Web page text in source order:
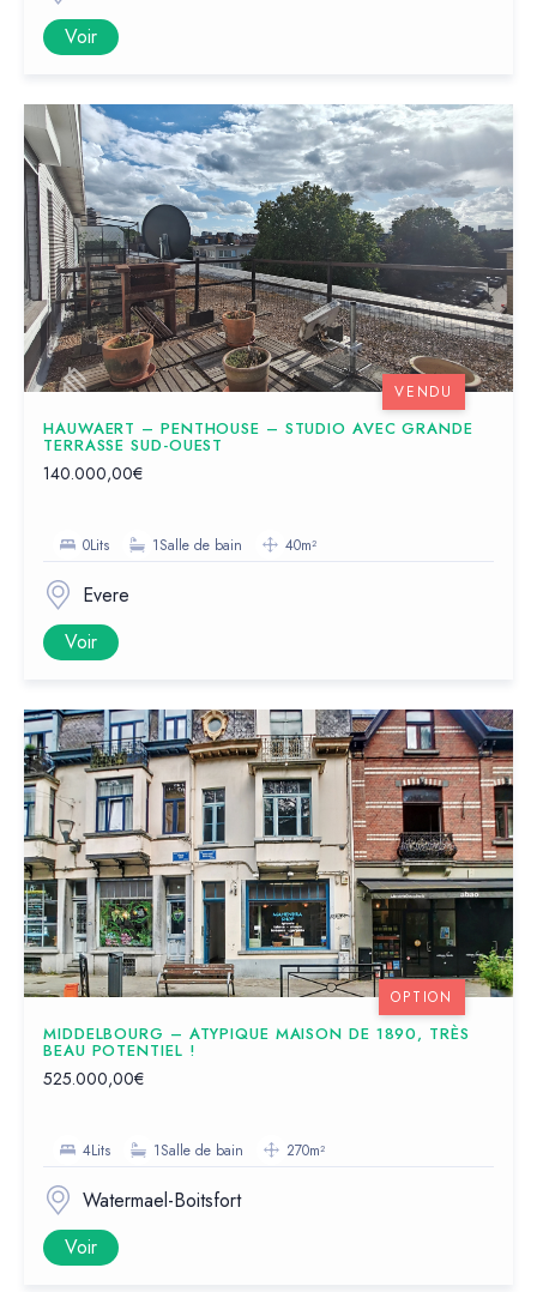
Voir
HAUWAERT – PENTHOUSE – STUDIO AVEC GRANDE
TERRASSE SUD-OUEST
140.000,00€
0Lits 1Salle de bain 40m²
Evere
Voir
VENDU
MIDDELBOURG – ATYPIQUE MAISON DE 1890, TRÈS
BEAU POTENTIEL !
525.000,00€
4Lits 1Salle de bain 270m²
Watermael-Boitsfort
Voir
OPTION